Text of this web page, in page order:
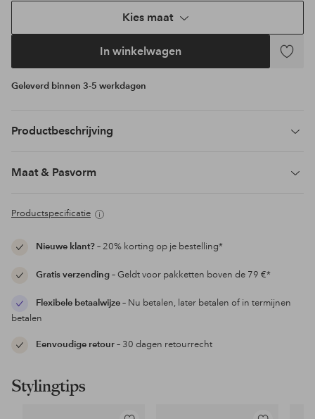
Kies maat
In winkelwagen
Geleverd binnen 3-5 werkdagen
Productbeschrijving
Maat & Pasvorm
Productspecificatie
Nieuwe klant?– 20% korting op je bestelling*
Gratis verzending– Geldt voor pakketten boven de 79 €*
Flexibele betaalwijze– Nu betalen, later betalen of in termijnen
betalen
Eenvoudige retour– 30 dagen retourrecht
Stylingtips